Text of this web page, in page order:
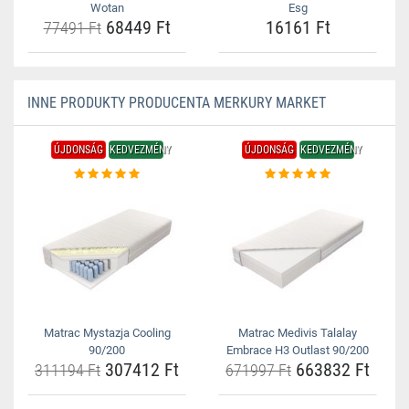
Wotan
77491 Ft68449 Ft
Esg
16161 Ft
INNE PRODUKTY PRODUCENTA MERKURY MARKET
ÚJDONSÁG KEDVEZMÉNY
Matrac Mystazja Cooling
90/200
311194 Ft 307412 Ft
ÚJDONSÁG KEDVEZMÉNY
Matrac Medivis Talalay
Embrace H3 Outlast 90/200
671997 Ft 663832 Ft